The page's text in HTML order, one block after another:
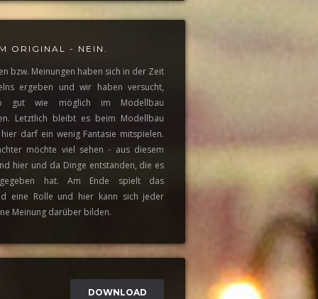
ORIGINAL - NEIN.
bzw. Meinungen haben sich in der Zeit
ergeben und wir haben versucht,
gut wie möglich im Modellbau
Letztlich bleibt es beim Modellbau
darf ein wenig Fantasie mitspielen.
möchte viel sehen - aus diesem
hier und da Dinge entstanden, die es
hat. Am Ende spielt das
eine Rolle und hier kann sich jeder
Meinung darüber bilden.
DOWNLOAD